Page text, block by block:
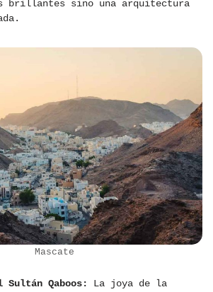
brillantes sino una arquitectura
Mascate
Sultán Qaboos:
La joya de la